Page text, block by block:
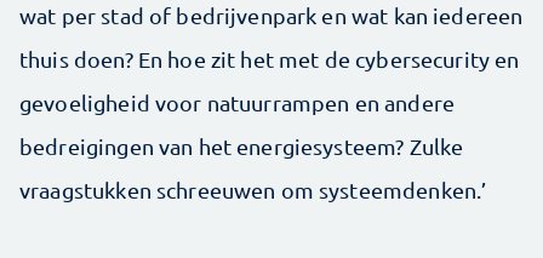
wat per stad of bedrijvenpark en wat kan iedereen
thuis doen? En hoe zit het met de cybersecurity en
gevoeligheid voor natuurrampen en andere
bedreigingen van het energiesysteem? Zulke
vraagstukken schreeuwen om systeemdenken.’